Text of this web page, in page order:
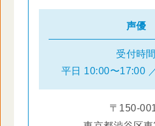
声優
受付時間
平日 10:00〜17:00
〒150-